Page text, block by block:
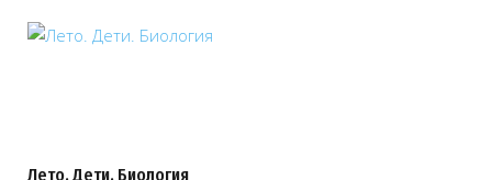
Лето. Дети. Биология